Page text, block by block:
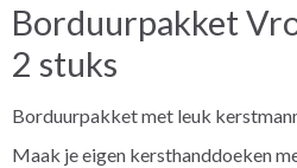
Borduurpakket
2 stuks
Borduurpakket met leuk
Maak je eigen kersthanddoeken